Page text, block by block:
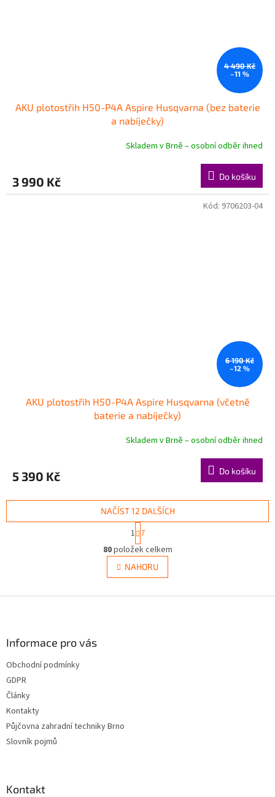
4 490 Kč
–11 %
AKU plotostřih H50-P4A Aspire Husqvarna (bez baterie
a nabíječky)
Skladem v Brně – osobní odběr ihned
3 990 Kč Do košíku
6 190 Kč
–12 %
AKU plotostřih H50-P4A Aspire Husqvarna (včetně
baterie a nabíječky)
Skladem v Brně – osobní odběr ihned
5 390 Kč Do košíku
Kód: 9706203-04
O
v
l
á
NAČÍST 12 DALŠÍCH
t
r
á
n
k
v
1 7
80položek celkem
NAHORU
Informace pro vás
Obchodní podmínky
GDPR
Články
Kontakty
Půjčovna zahradní techniky Brno
Slovník pojmů
Kontakt